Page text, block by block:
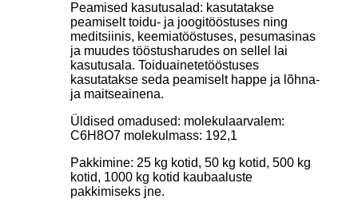
Peamised kasutusalad: kasutatakse
peamiselt toidu- ja joogitööstuses ning
meditsiinis, keemiatööstuses, pesumasinas
ja muudes tööstusharudes on sellel lai
kasutusala. Toiduainetetööstuses
kasutatakse seda peamiselt happe ja lõhna-
ja maitseainena.
Üldised omadused: molekulaarvalem:
C6H8O7 molekulmass: 192,1
Pakkimine: 25 kg kotid, 50 kg kotid, 500 kg
kotid, 1000 kg kotid kaubaaluste
pakkimiseks jne.